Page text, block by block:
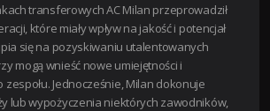
transferowych AC Milan przeprowadził
które miały wpływ na jakość i potencjał
się na pozyskiwaniu utalentowanych
mogą wnieść nowe umiejętności i
Jednocześnie, Milan dokonuje
lub wypożyczenia niektórych zawodników,